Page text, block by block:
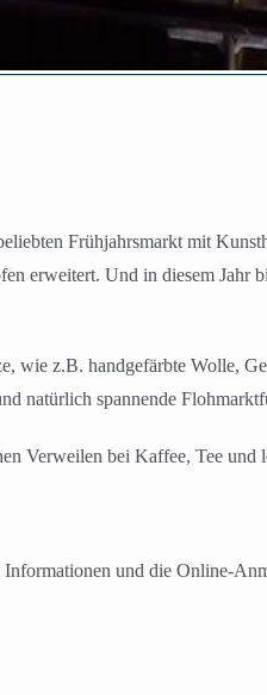
Frühjahrsmarkt mit
erweitert. Und in diesem Jahr
wie z.B. handgefärbte Wolle,
natürlich spannende
Verweilen bei Kaffee, Tee und
und die Online-